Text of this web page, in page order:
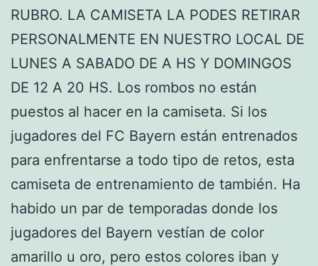
RUBRO. LA CAMISETA LA PODES RETIRAR
PERSONALMENTE EN NUESTRO LOCAL DE
LUNES A SABADO DE A HS Y DOMINGOS
DE 12 A 20 HS. Los rombos no están
puestos al hacer en la camiseta. Si los
jugadores del FC Bayern están entrenados
para enfrentarse a todo tipo de retos, esta
camiseta de entrenamiento de también. Ha
habido un par de temporadas donde los
jugadores del Bayern vestían de color
amarillo u oro, pero estos colores iban y